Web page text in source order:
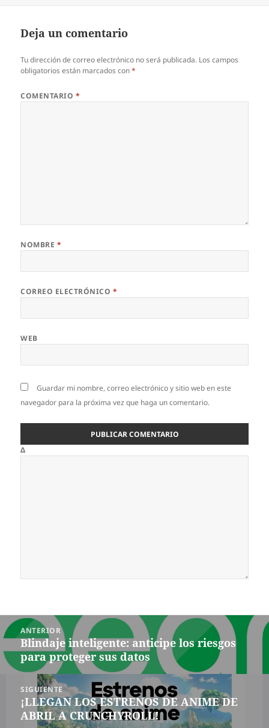
Deja un comentario
Tu dirección de correo electrónico no será publicada. Los campos
obligatorios están marcados con*
COMENTARIO *
NOMBRE *
CORREO ELECTRÓNICO *
WEB
Guardar mi nombre, correo electrónico y sitio web en este
navegador para la próxima vez que haga un comentario.
Δ
Navegación
de
entradas
ANTERIOR
Entrada
anterior:
Blindaje inteligente: anticipe los riesgos
para proteger sus datos
SIGUIENTE
Siguiente
entrada:
¡LLEGAN LOS ESTRENOS DE ANIME DE
ABRIL A CRUNCHYROLL!